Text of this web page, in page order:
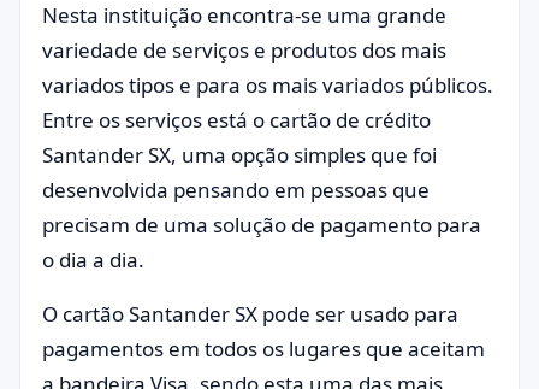
Nesta instituição encontra-se uma grande
variedade de serviços e produtos dos mais
variados tipos e para os mais variados públicos.
Entre os serviços está o cartão de crédito
Santander SX, uma opção simples que foi
desenvolvida pensando em pessoas que
precisam de uma solução de pagamento para
o dia a dia.
O cartão Santander SX pode ser usado para
pagamentos em todos os lugares que aceitam